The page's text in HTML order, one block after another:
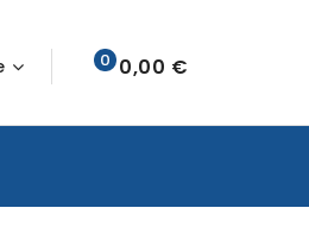
0 0,00 €